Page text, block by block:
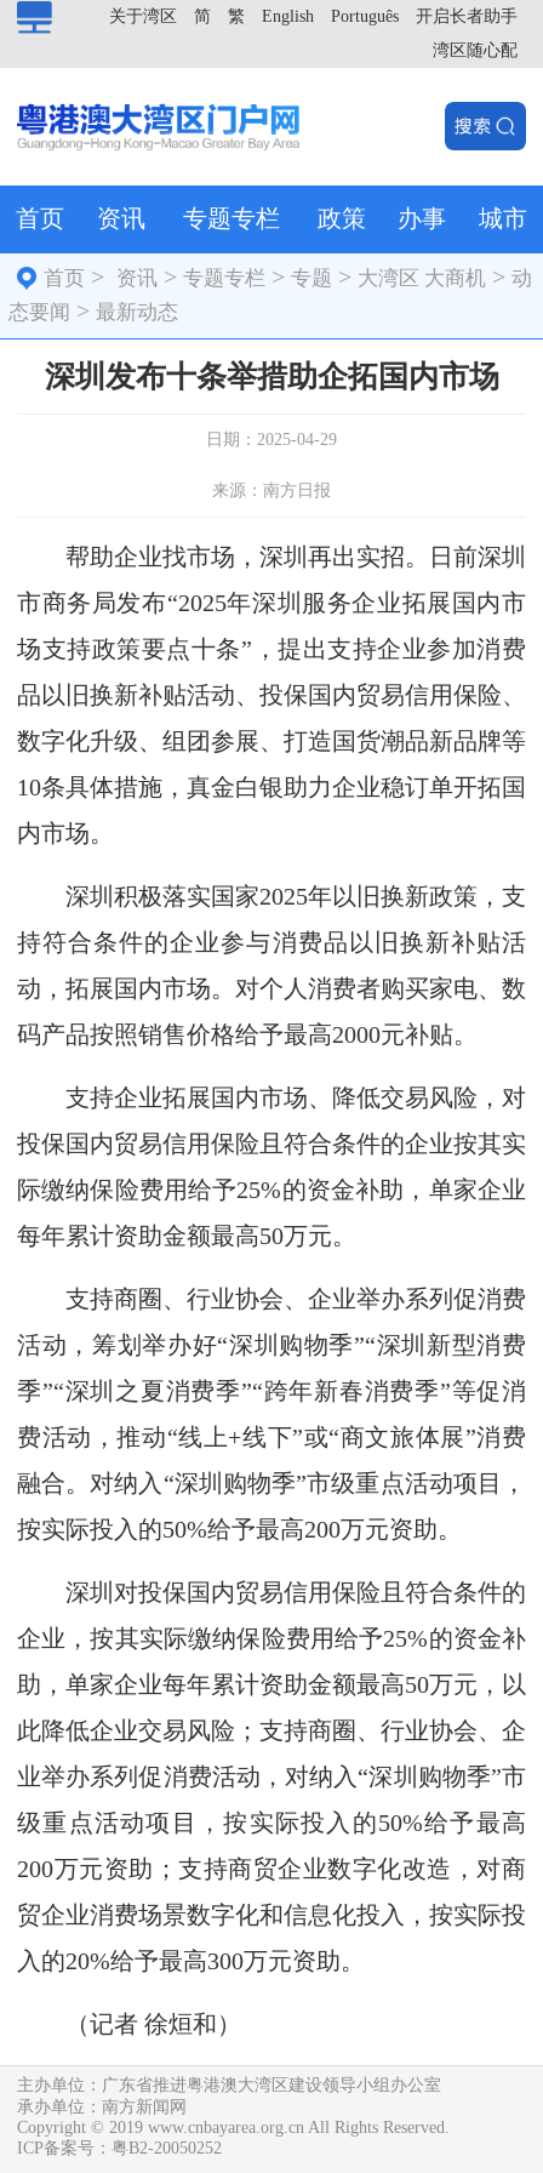
开启长者助手
Português
English
繁
简
关于湾区
湾区随心配
首页 资讯 专题专栏 政策 办事 城市
首页 > 资讯 >专题专栏 >专题 > 大湾区 大商机 >动
态要闻 > 最新动态
深圳发布十条举措助企拓国内市场
日期：2025-04-29
来源：南方日报
帮助企业找市场，深圳再出实招。日前深圳
市商务局发布“2025年深圳服务企业拓展国内市
场支持政策要点十条”，提出支持企业参加消费
品以旧换新补贴活动、投保国内贸易信用保险、
数字化升级、组团参展、打造国货潮品新品牌等
10条具体措施，真金白银助力企业稳订单开拓国
内市场。
深圳积极落实国家2025年以旧换新政策，支
持符合条件的企业参与消费品以旧换新补贴活
动，拓展国内市场。对个人消费者购买家电、数
码产品按照销售价格给予最高2000元补贴。
支持企业拓展国内市场、降低交易风险，对
投保国内贸易信用保险且符合条件的企业按其实
际缴纳保险费用给予25%的资金补助，单家企业
每年累计资助金额最高50万元。
支持商圈、行业协会、企业举办系列促消费
活动，筹划举办好“深圳购物季”“深圳新型消费
季”“深圳之夏消费季”“跨年新春消费季”等促消
费活动，推动“线上+线下”或“商文旅体展”消费
融合。对纳入“深圳购物季”市级重点活动项目，
按实际投入的50%给予最高200万元资助。
深圳对投保国内贸易信用保险且符合条件的
企业，按其实际缴纳保险费用给予25%的资金补
助，单家企业每年累计资助金额最高50万元，以
此降低企业交易风险；支持商圈、行业协会、企
业举办系列促消费活动，对纳入“深圳购物季”市
级重点活动项目，按实际投入的50%给予最高
200万元资助；支持商贸企业数字化改造，对商
贸企业消费场景数字化和信息化投入，按实际投
入的20%给予最高300万元资助。
（记者 徐烜和）
主办单位：广东省推进粤港澳大湾区建设领导小组办公室
承办单位：南方新闻网
Copyright © 2019 www.cnbayarea.org.cn All Rights Reserved.
ICP备案号：粤B2-20050252